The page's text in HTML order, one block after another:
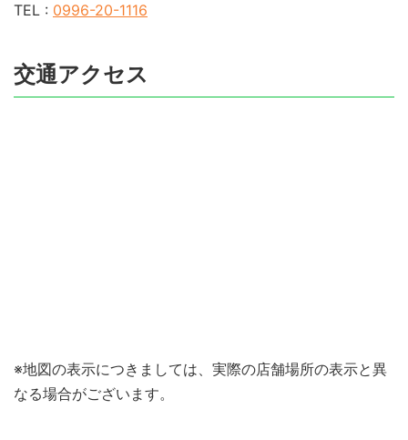
TEL : 0996-20-1116
交通アクセス
※地図の表示につきましては、実際の店舗場所の表示と異
なる場合がございます。